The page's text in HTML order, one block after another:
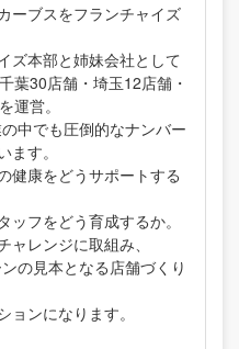
ーブスをフランチャイズ
ズ本部と姉妹会社として
葉30店舗・埼玉12店舗・
運営。
中でも圧倒的なナンバー
ます。
健康をどうサポートする
ッフをどう育成するか。
ャレンジに取組み、
の見本となる店舗づくり
ョンになります。